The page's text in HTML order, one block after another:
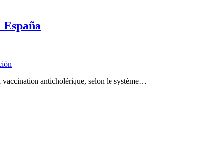
vaccination anticholérique, selon le système…